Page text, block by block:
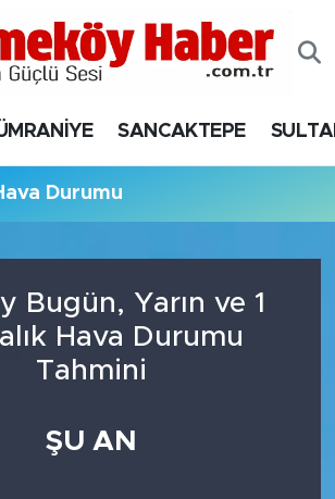
SANCAKTEPE
Durumu
Bugün, Yarın ve 1
Hava Durumu
Tahmini
ŞU AN
Durumu ve Fikstür